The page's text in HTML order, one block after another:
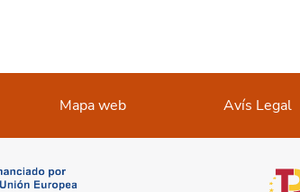
Mapa web Avís Legal
opens in a new tab